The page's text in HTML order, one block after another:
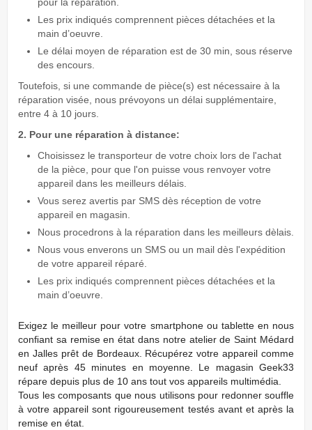
Les prix indiqués comprennent pièces détachées et la
main d’oeuvre.
Le délai moyen de réparation est de 30 min, sous réserve
des encours.
Toutefois, si une commande de pièce(s) est nécessaire à la
réparation visée, nous prévoyons un délai supplémentaire,
entre 4 à 10 jours.
2. Pour une réparation à distance:
Choisissez le transporteur de votre choix lors de l'achat
de la pièce, pour que l'on puisse vous renvoyer votre
appareil dans les meilleurs délais.
Vous serez avertis par SMS dès réception de votre
appareil en magasin.
Nous procedrons à la réparation dans les meilleurs dèlais.
Nous vous enverons un SMS ou un mail dès l'expédition
de votre appareil réparé.
Les prix indiqués comprennent pièces détachées et la
main d’oeuvre.
Exigez le meilleur pour votre smartphone ou tablette en nous
conﬁant sa remise en état dans notre atelier de Saint Médard
en Jalles prêt de Bordeaux. Récupérez votre appareil comme
neuf après 45 minutes en moyenne. Le magasin Geek33
répare depuis plus de 10 ans tout vos appareils multimédia.
Tous les composants que nous utilisons pour redonner souffle
à votre appareil sont rigoureusement testés avant et après la
remise en état.